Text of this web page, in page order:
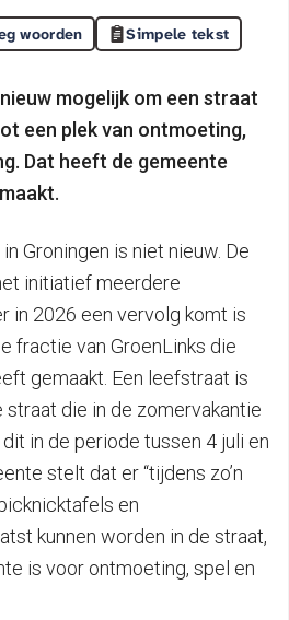
woorden Simpele tekst
mogelijk om een straat
een plek van ontmoeting,
Dat heeft de gemeente
Groningen is niet nieuw. De
initiatief meerdere
in 2026 een vervolg komt is
fractie van GroenLinks die
gemaakt. Een leefstraat is
straat die in de zomervakantie
in de periode tussen 4 juli en
stelt dat er “tijdens zo’n
en
kunnen worden in de straat,
is voor ontmoeting, spel en